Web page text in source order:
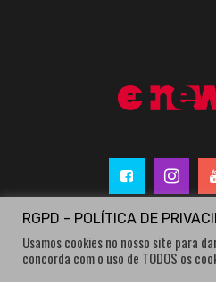
RGPD - POLÍTICA DE
Usamos cookies no nosso site para
concorda com o uso de TODOS os